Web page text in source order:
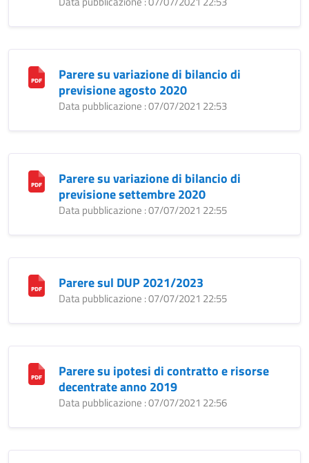
Parere su variazione di bilancio di
previsione agosto 2020
Data pubblicazione : 07/07/2021 22:53
Parere su variazione di bilancio di
previsione settembre 2020
Data pubblicazione : 07/07/2021 22:55
Parere sul DUP 2021/2023
Data pubblicazione : 07/07/2021 22:55
Parere su ipotesi di contratto e risorse
decentrate anno 2019
Data pubblicazione : 07/07/2021 22:56